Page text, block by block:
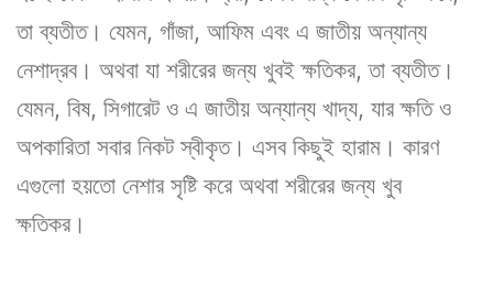
তা ব্যতীত। যেমন, গাঁজা, আফিম এবং এ জাতীয় অন্যান্য
নেশাদ্রব। অথবা যা শরীরের জন্য খুবই ক্ষতিকর, তা ব্যতীত।
যেমন, বিষ, সিগারেট ও এ জাতীয় অন্যান্য খাদ্য, যার ক্ষতি ও
অপকারিতা সবার নিকট স্বীকৃত। এসব কিছুই হারাম। কারণ
এগুলো হয়তো নেশার সৃষ্টি করে অথবা শরীরের জন্য খুব
ক্ষতিকর।